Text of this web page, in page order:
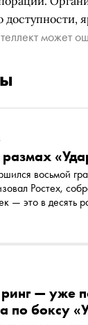
может
восьмой
Ростех,
— это в десять
— уже
по боксу